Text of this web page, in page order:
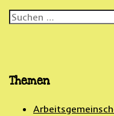
Suchen
Themen